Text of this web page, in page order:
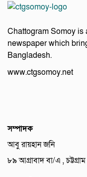
Chattogram Somoy
newspaper which
Bangladesh.
www.ctgsomoy.net
সম্পাদক
আবু রায়হান জনি
৮৯ আগ্রাবাদ বা/এ , চট্টগ্রাম